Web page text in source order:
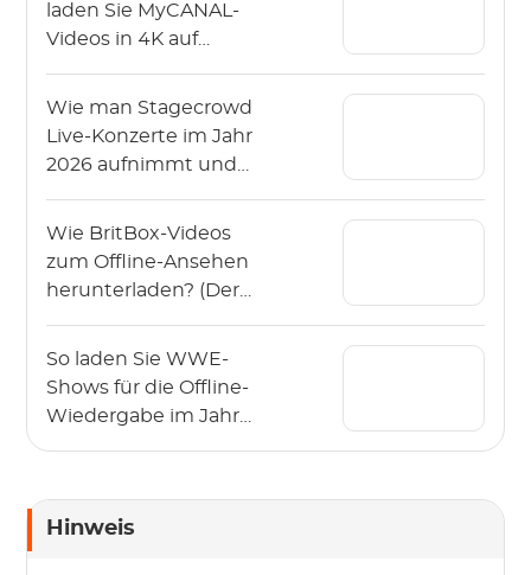
laden Sie MyCANAL-
Videos in 4K auf
Geräten herunter
Wie man Stagecrowd
Live-Konzerte im Jahr
2026 aufnimmt und
Wie BritBox-Videos
zum Offline-Ansehen
herunterladen? (Der
So laden Sie WWE-
Shows für die Offline-
Wiedergabe im Jahr
Hinweis